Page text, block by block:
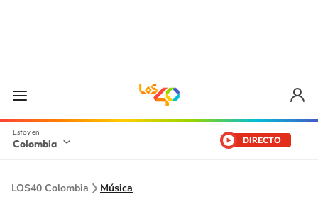
Colombia DIRECTO
LOS40 Colombia Música